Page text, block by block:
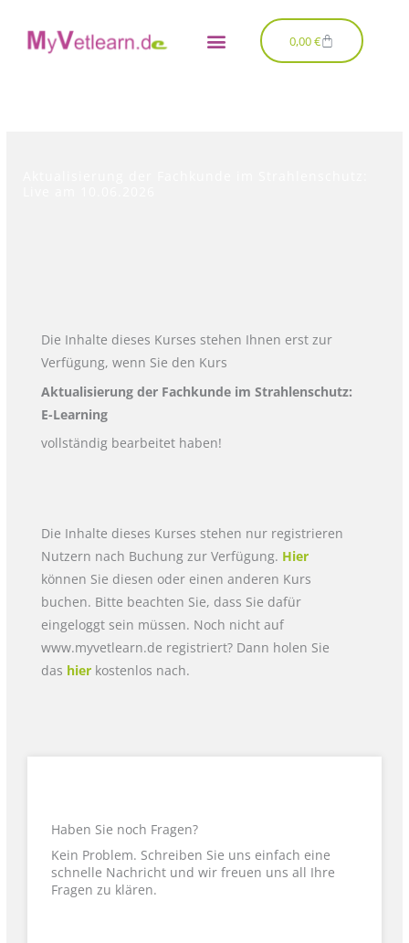
Inhalt
springen
0,00€Warenkorb
Die Inhalte dieses Kurses stehen Ihnen erst zur
Verfügung, wenn Sie den Kurs
Aktualisierung der Fachkunde im Strahlenschutz:
E-Learning
vollständig bearbeitet haben!
Die Inhalte dieses Kurses stehen nur registrieren
Nutzern nach Buchung zur Verfügung. Hier
können Sie diesen oder einen anderen Kurs
buchen. Bitte beachten Sie, dass Sie dafür
eingeloggt sein müssen. Noch nicht auf
www.myvetlearn.de registriert? Dann holen Sie
das hier kostenlos nach.
Haben Sie noch Fragen?
Kein Problem. Schreiben Sie uns einfach eine
schnelle Nachricht und wir freuen uns all Ihre
Fragen zu klären.